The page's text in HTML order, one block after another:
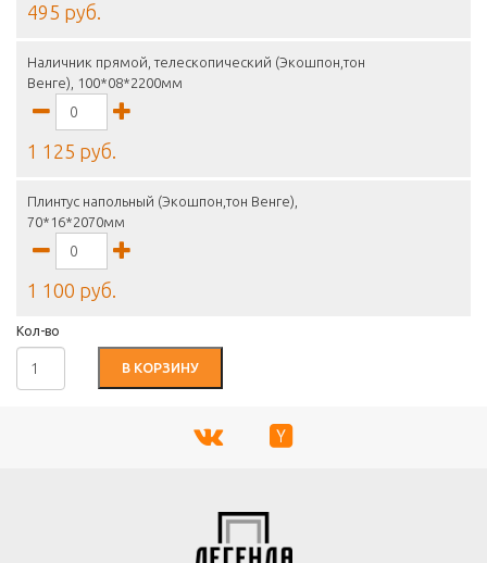
495 руб.
Наличник прямой, телескопический (Экошпон,тон
Венге), 100*08*2200мм
1 125 руб.
Плинтус напольный (Экошпон,тон Венге),
70*16*2070мм
1 100 руб.
Кол-во
В КОРЗИНУ